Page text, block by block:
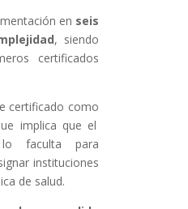
en seis
, siendo
certificados
certificado como
implica que el
faculta para
instituciones
de salud.